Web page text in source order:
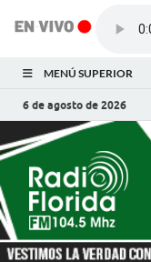
MENÚ SUPERIOR
6 de agosto de 2026